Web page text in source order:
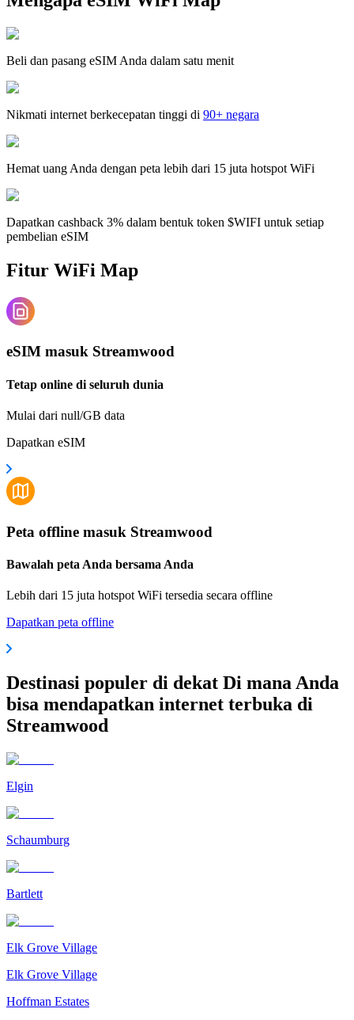
Beli dan pasang eSIM Anda dalam satu menit
Nikmati internet berkecepatan tinggi di 90+ negara
Hemat uang Anda dengan peta lebih dari 15 juta hotspot WiFi
Dapatkan cashback 3% dalam bentuk token $WIFI untuk setiap
pembelian eSIM
Fitur WiFi Map
eSIM masuk Streamwood
Tetap online di seluruh dunia
Mulai dari null/GB data
Dapatkan eSIM
Peta offline masuk Streamwood
Bawalah peta Anda bersama Anda
Lebih dari 15 juta hotspot WiFi tersedia secara offline
Dapatkan peta offline
Destinasi populer di dekat Di mana Anda
bisa mendapatkan internet terbuka di
Streamwood
Elgin
Schaumburg
Bartlett
Elk Grove Village
Elk Grove Village
Hoffman Estates